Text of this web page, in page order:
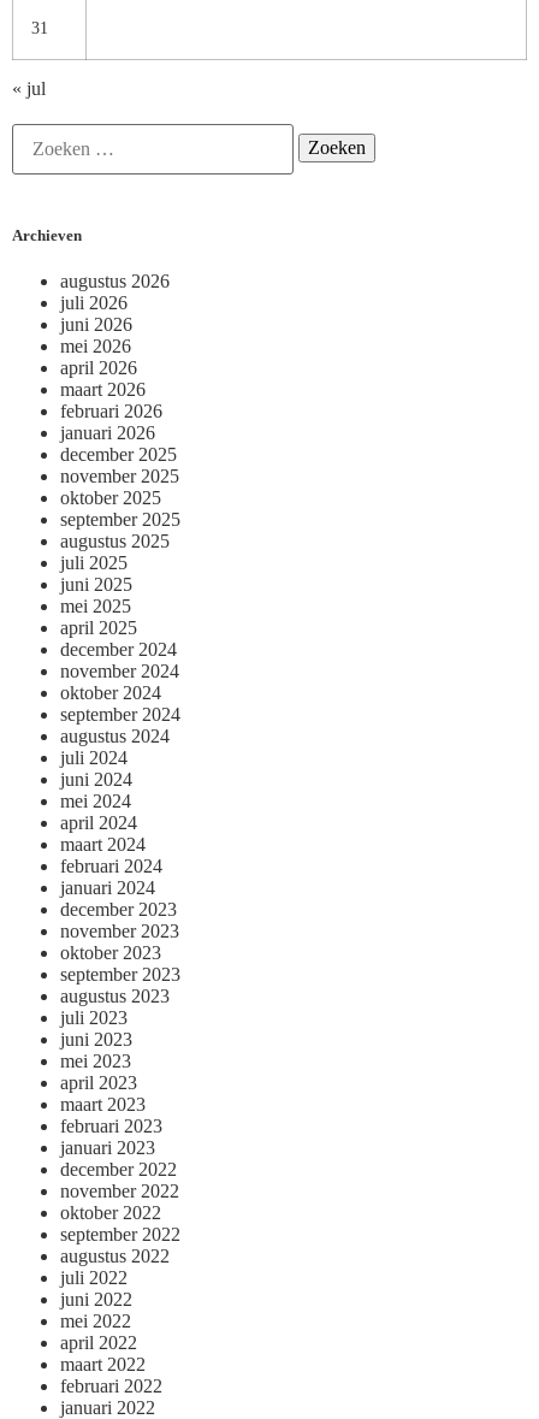
31
« jul
Archieven
augustus 2026
juli 2026
juni 2026
mei 2026
april 2026
maart 2026
februari 2026
januari 2026
december 2025
november 2025
oktober 2025
september 2025
augustus 2025
juli 2025
juni 2025
mei 2025
april 2025
december 2024
november 2024
oktober 2024
september 2024
augustus 2024
juli 2024
juni 2024
mei 2024
april 2024
maart 2024
februari 2024
januari 2024
december 2023
november 2023
oktober 2023
september 2023
augustus 2023
juli 2023
juni 2023
mei 2023
april 2023
maart 2023
februari 2023
januari 2023
december 2022
november 2022
oktober 2022
september 2022
augustus 2022
juli 2022
juni 2022
mei 2022
april 2022
maart 2022
februari 2022
januari 2022